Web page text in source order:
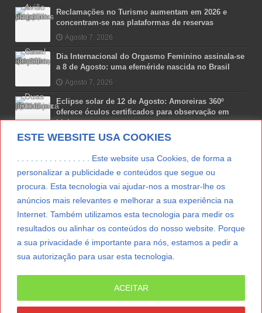
ESTE WEBSITE USA COOKIES
. . . . . . . . . . . . . . . . Este website usa Cookies, de forma a
personalizar a publicidade e conteúdos que segue ou
procura. Esta tecnologia vai ajudar-nos a mostrar-lhe os
anúncios mais relevantes e melhorar a sua experiência na
Internet. Também utilizamos esta tecnologia para medir os
resultados ou alinhar os conteúdos do nosso website. Porque
a sua privacidade é importante para nós, estamos a pedir a
sua autorização para usar esta tecnologia.
ACEITAR
Reclamações no Turismo aumentam em 2026 e
concentram-se nas plataformas de reservas
Agosto 7, 2026
Dia Internacional do Orgasmo Feminino assinala-se
a 8 de Agosto: uma efeméride nascida no Brasil
Agosto 7, 2026
Eclipse solar de 12 de Agosto: Amoreiras 360º
oferece óculos certificados para observação em
Lisboa
Agosto 7, 2026
Lua Afonso vence prémio internacional de liderança
Agosto 7, 2026
Preparar o carro para as férias de Verão
Agosto 5, 2026